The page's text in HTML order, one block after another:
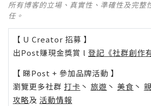
所有博客的立場、真實性、準確性及完整
任。
【 U Creator 招募 】
出Post賺現金獎賞 l 登記《社群創作
【 睇Post + 參加品牌活動 】
瀏覽更多社群 打卡 丶 旅遊 丶 美食 丶
攻略及 活動情報